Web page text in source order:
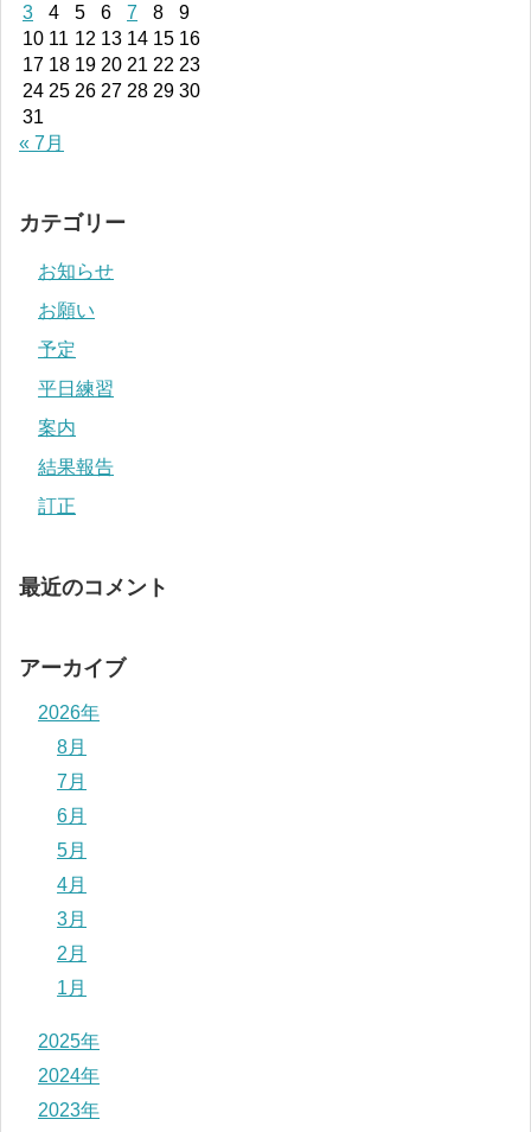
3
4 5 6 7 8
9
10 11 12 13 14 15 16
17 18 19 20 21 22 23
24 25 26 27 28 29 30
31
« 7月
カテゴリー
お知らせ
お願い
予定
平日練習
案内
結果報告
訂正
最近のコメント
アーカイブ
2026年
8月
7月
6月
5月
4月
3月
2月
1月
2025年
2024年
2023年